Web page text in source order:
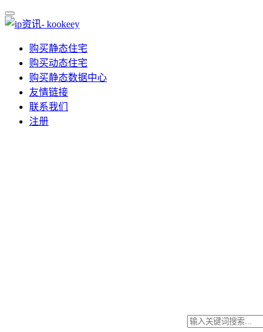
购买静态住宅
购买动态住宅
购买静态数据中心
友情链接
联系我们
注册